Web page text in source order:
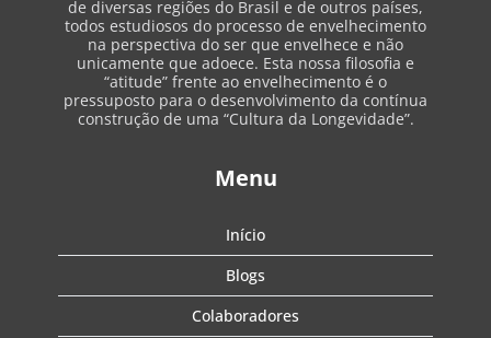
de diversas regiões do Brasil e de outros países,
todos estudiosos do processo de envelhecimento
na perspectiva do ser que envelhece e não
unicamente que adoece. Esta nossa filosofia e
“atitude” frente ao envelhecimento é o
pressuposto para o desenvolvimento da contínua
construção de uma “Cultura da Longevidade”.
Menu
Início
Blogs
Colaboradores